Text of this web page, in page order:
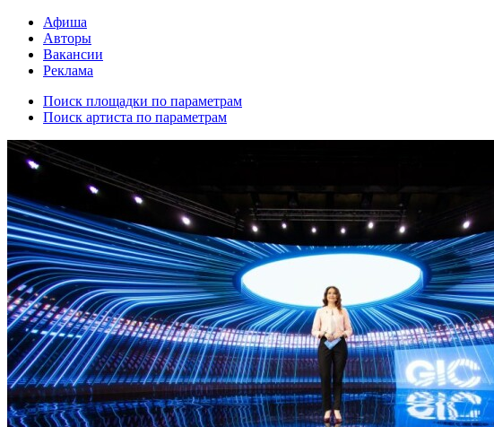
Афиша
Авторы
Вакансии
Реклама
Поиск площадки по параметрам
Поиск артиста по параметрам